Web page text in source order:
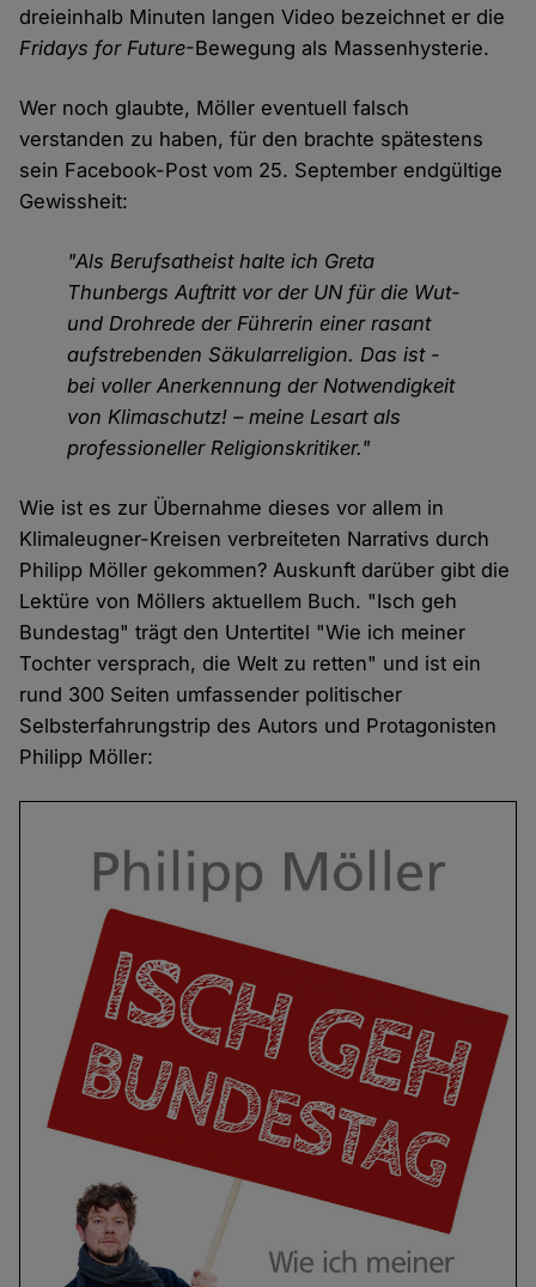
dreieinhalb Minuten langen Video bezeichnet er die
Fridays for Future-Bewegung als Massenhysterie.
Wer noch glaubte, Möller eventuell falsch
verstanden zu haben, für den brachte spätestens
sein Facebook-Post vom 25. September endgültige
Gewissheit:
"Als Berufsatheist halte ich Greta
Thunbergs Auftritt vor der UN für die Wut-
und Drohrede der Führerin einer rasant
aufstrebenden Säkularreligion. Das ist -
bei voller Anerkennung der Notwendigkeit
von Klimaschutz! – meine Lesart als
professioneller Religionskritiker."
Wie ist es zur Übernahme dieses vor allem in
Klimaleugner-Kreisen verbreiteten Narrativs durch
Philipp Möller gekommen? Auskunft darüber gibt die
Lektüre von Möllers aktuellem Buch. "Isch geh
Bundestag" trägt den Untertitel "Wie ich meiner
Tochter versprach, die Welt zu retten" und ist ein
rund 300 Seiten umfassender politischer
Selbsterfahrungstrip des Autors und Protagonisten
Philipp Möller: